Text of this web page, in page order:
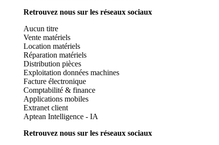
Retrouvez nous sur les réseaux sociaux
Aucun titre
Vente matériels
Location matériels
Réparation matériels
Distribution pièces
Exploitation données machines
Facture électronique
Comptabilité & finance
Applications mobiles
Extranet client
Aptean Intelligence - IA
Retrouvez nous sur les réseaux sociaux